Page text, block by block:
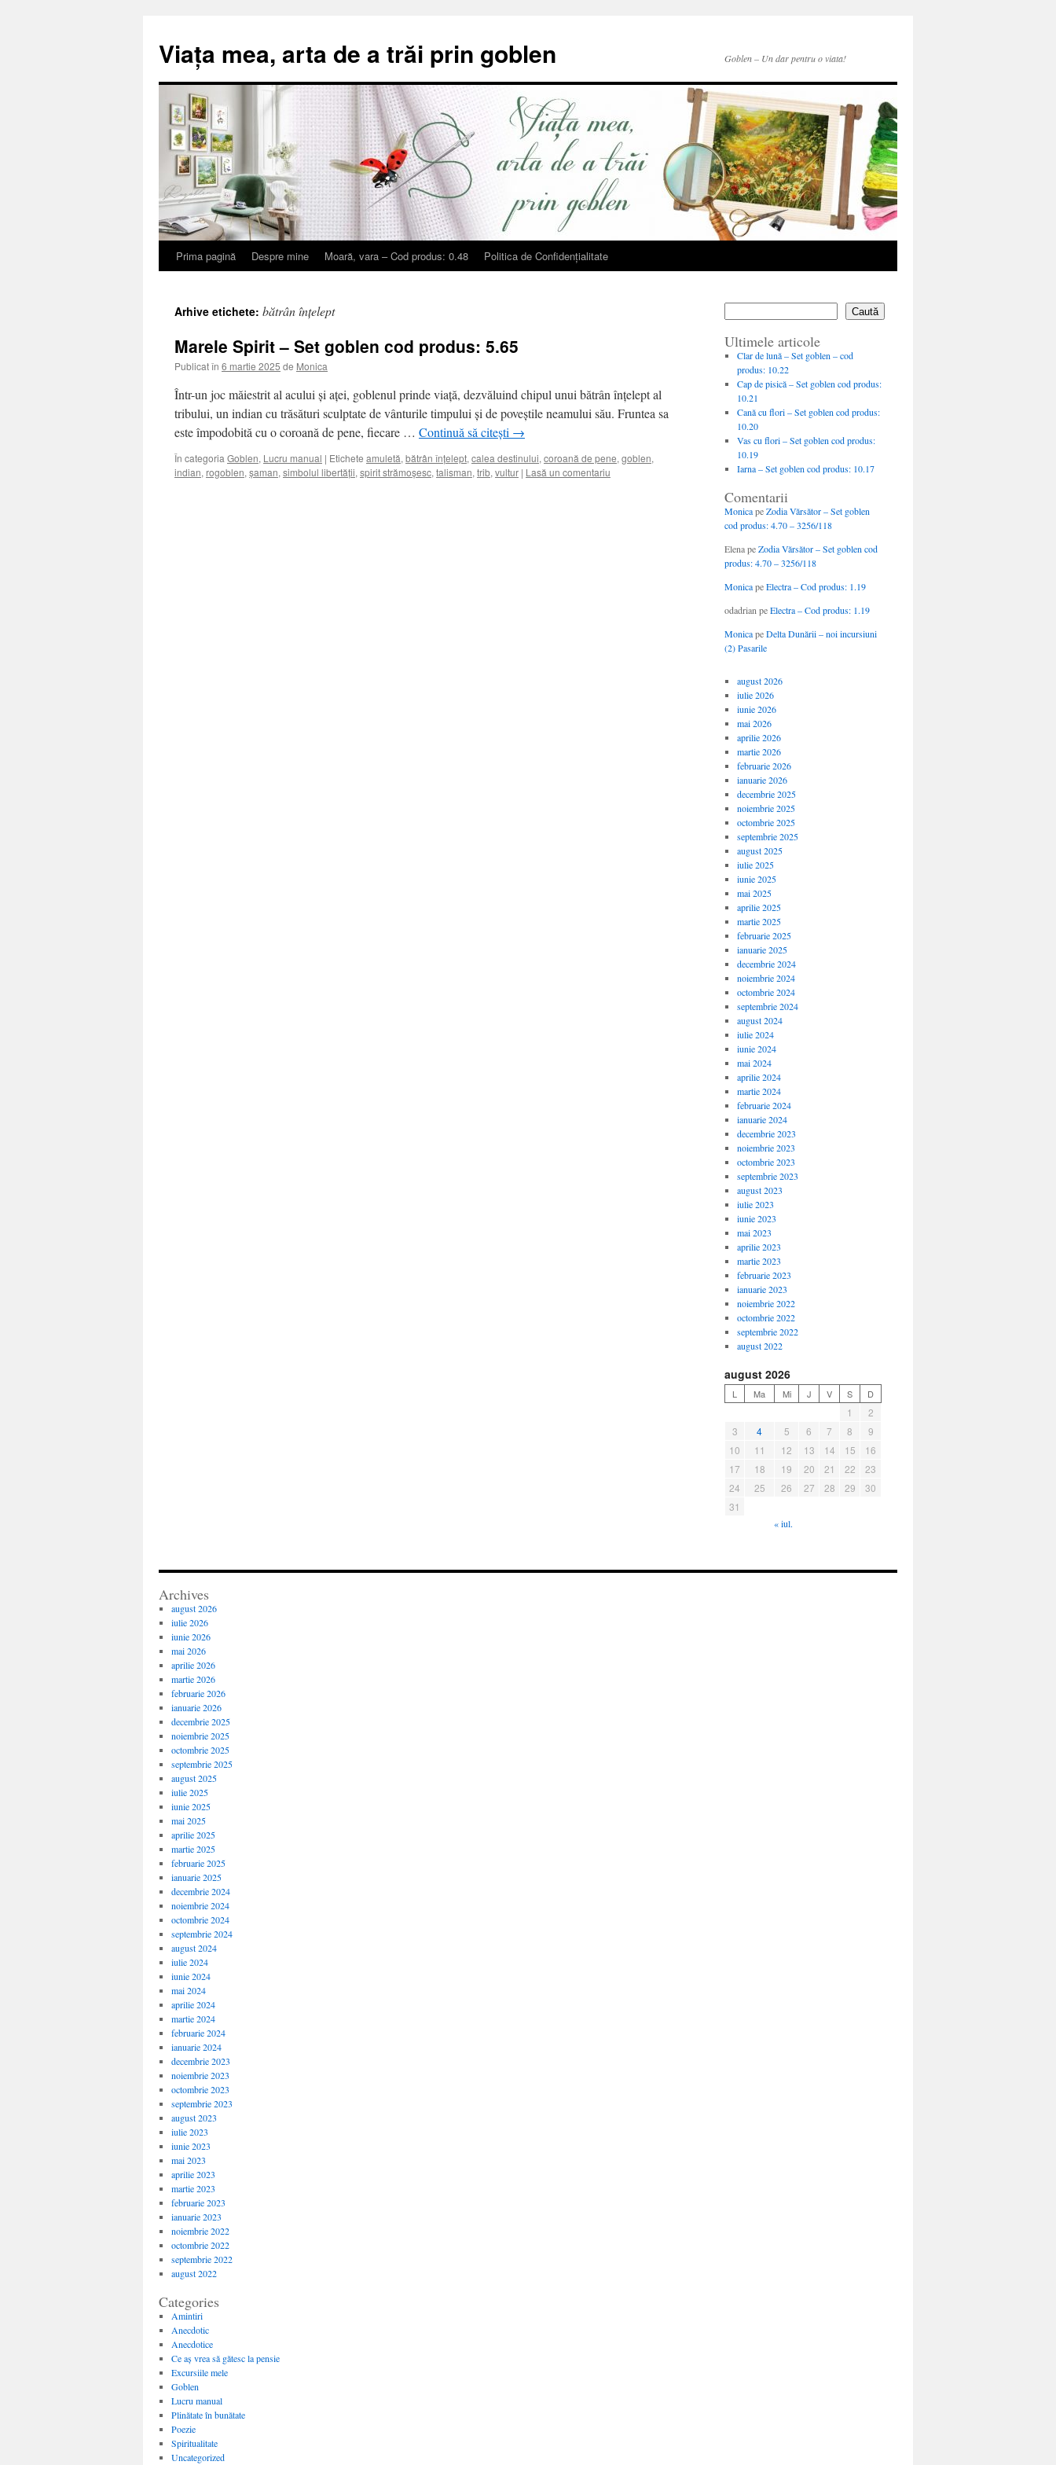
Viața mea, arta de a trăi prin goblen Goblen – Un dar pentru o viata!
Sari
conținut
Prima pagină Despre mine Moară, vara – Cod produs: 0.48 Politica de Confidențialitate
Arhive etichete: bătrân înțelept
Marele Spirit – Set goblen cod produs: 5.65
Publicat în 6 martie 2025 de Monica
Într-un joc măiestrit al acului și aței, goblenul prinde viață, dezvăluind chipul unui bătrân înțelept al
tribului, un indian cu trăsături sculptate de vânturile timpului și de poveștile neamului său. Fruntea sa
este împodobită cu o coroană de pene, fiecare … Continuă să citești →
În categoria Goblen, Lucru manual | Etichete amuletă, bătrân înțelept, calea destinului, coroană de pene, goblen,
indian, rogoblen, șaman, simbolul libertății, spirit strămoșesc, talisman, trib, vultur | Lasă un comentariu
Caută
Ultimele articole
Clar de lună – Set goblen – cod
produs: 10.22
Cap de pisică – Set goblen cod produs:
10.21
Cană cu flori – Set goblen cod produs:
10.20
Vas cu flori – Set goblen cod produs:
10.19
Iarna – Set goblen cod produs: 10.17
Comentarii
MonicapeZodia Vărsător – Set goblen
cod produs: 4.70 – 3256/118
ElenapeZodia Vărsător – Set goblen cod
produs: 4.70 – 3256/118
MonicapeElectra – Cod produs: 1.19
odadrian peElectra – Cod produs: 1.19
MonicapeDelta Dunării – noi incursiuni
(2) Pasarile
august 2026
iulie 2026
iunie 2026
mai 2026
aprilie 2026
martie 2026
februarie 2026
ianuarie 2026
decembrie 2025
noiembrie 2025
octombrie 2025
septembrie 2025
august 2025
iulie 2025
iunie 2025
mai 2025
aprilie 2025
martie 2025
februarie 2025
ianuarie 2025
decembrie 2024
noiembrie 2024
octombrie 2024
septembrie 2024
august 2024
iulie 2024
iunie 2024
mai 2024
aprilie 2024
martie 2024
februarie 2024
ianuarie 2024
decembrie 2023
noiembrie 2023
octombrie 2023
septembrie 2023
august 2023
iulie 2023
iunie 2023
mai 2023
aprilie 2023
martie 2023
februarie 2023
ianuarie 2023
noiembrie 2022
octombrie 2022
septembrie 2022
august 2022
august 2026
L Ma Mi J V S D
1
2
3
4 5 6 7 8
9
10
11 12 13 14 15
16
17
18 19 20 21 22
23
24
25 26 27 28 29
30
31
« iul.
Archives
august 2026
iulie 2026
iunie 2026
mai 2026
aprilie 2026
martie 2026
februarie 2026
ianuarie 2026
decembrie 2025
noiembrie 2025
octombrie 2025
septembrie 2025
august 2025
iulie 2025
iunie 2025
mai 2025
aprilie 2025
martie 2025
februarie 2025
ianuarie 2025
decembrie 2024
noiembrie 2024
octombrie 2024
septembrie 2024
august 2024
iulie 2024
iunie 2024
mai 2024
aprilie 2024
martie 2024
februarie 2024
ianuarie 2024
decembrie 2023
noiembrie 2023
octombrie 2023
septembrie 2023
august 2023
iulie 2023
iunie 2023
mai 2023
aprilie 2023
martie 2023
februarie 2023
ianuarie 2023
noiembrie 2022
octombrie 2022
septembrie 2022
august 2022
Categories
Amintiri
Anecdotic
Anecdotice
Ce aș vrea să gătesc la pensie
Excursiile mele
Goblen
Lucru manual
Plinătate în bunătate
Poezie
Spiritualitate
Uncategorized